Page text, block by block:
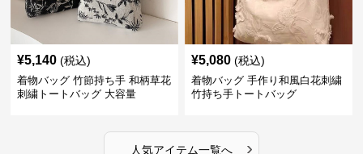
¥5,140 (税込)
着物バッグ 竹節持ち手 和柄草花
刺繍トートバッグ 大容量
¥5,080 (税込)
着物バッグ 手作り和風白花刺繍
竹持ち手トートバッグ
人気アイテム一覧へ ›